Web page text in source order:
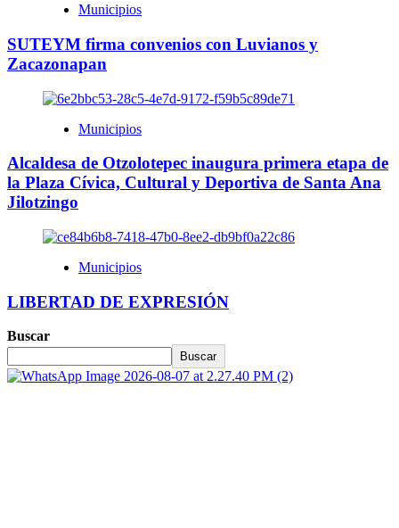
Municipios
SUTEYM firma convenios con Luvianos y
Zacazonapan
Municipios
Alcaldesa de Otzolotepec inaugura primera etapa de
la Plaza Cívica, Cultural y Deportiva de Santa Ana
Jilotzingo
Municipios
LIBERTAD DE EXPRESIÓN
Buscar
Buscar